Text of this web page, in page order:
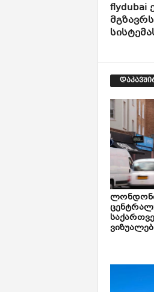
flydubai